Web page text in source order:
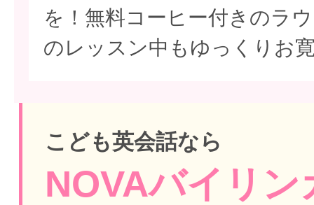
を！無料コーヒー付きのラ
のレッスン中もゆっくりお
こども英会話なら
NOVAバイリン